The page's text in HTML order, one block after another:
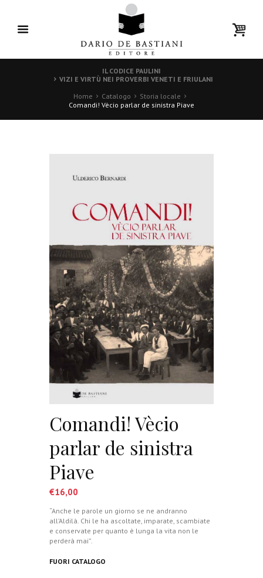
IL CODICE PAULINI
VIZI E VIRTÙ NEI PROVERBI VENETI E FRIULANI
Home
Catalogo
Storia locale
Comandi! Vècio parlar de sinistra Piave
Comandi! Vècio
parlar de sinistra
Piave
€16,00
“Anche le parole un giorno se ne andranno
all’Aldilà. Chi le ha ascoltate, imparate, scambiate
e conservate per quanto è lunga la vita non le
perderà mai”.
FUORI CATALOGO